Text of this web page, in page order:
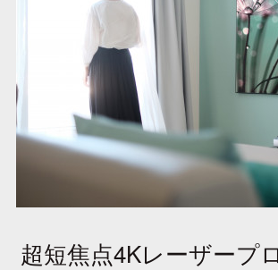
超短焦点4Kレーザープ